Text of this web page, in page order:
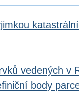
vedených v
body